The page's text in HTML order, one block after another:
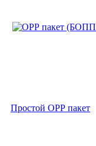
Простой ОРР пакет